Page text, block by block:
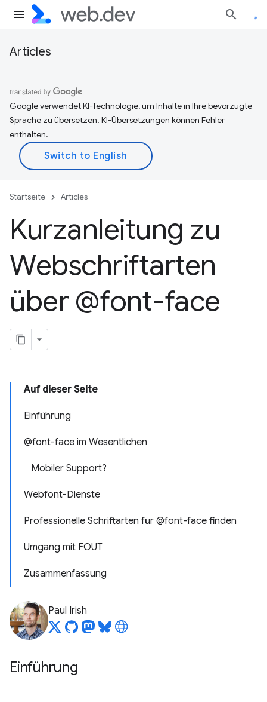
Articles
Google verwendet KI-Technologie, um Inhalte in Ihre bevorzugte
Sprache zu übersetzen. KI-Übersetzungen können Fehler
enthalten.
Startseite Articles
Kurzanleitung zu
Webschriftarten
über @font-face
Auf dieser Seite
Einführung
@font-face im Wesentlichen
Mobiler Support?
Webfont-Dienste
Professionelle Schriftarten für @font-face finden
Umgang mit FOUT
Zusammenfassung
Paul Irish
Einführung